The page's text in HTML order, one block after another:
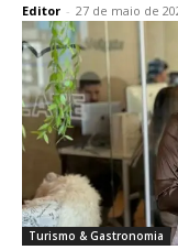
Editor - 27 de maio de
Turismo & Gastronomia